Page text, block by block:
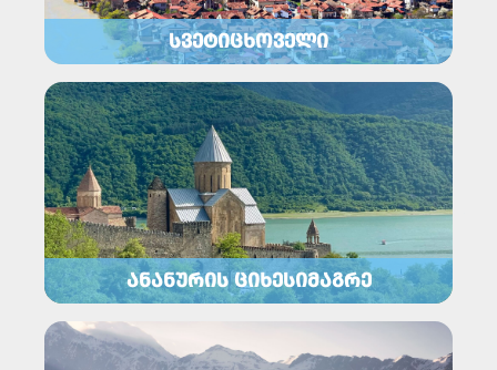
ᲡᲕᲔᲢᲘᲪᲮᲝᲕᲔᲚᲘ
ᲐᲜᲐᲜᲣᲠᲘᲡ ᲪᲘᲮᲔᲡᲘᲛᲐᲒᲠᲔ